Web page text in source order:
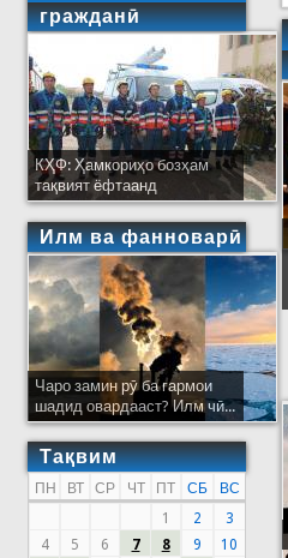
гражданӣ
КҲФ: Ҳамкориҳо бозҳам
тақвият ёфтаанд
Илм ва фанноварӣ
Чаро замин рӯ ба гармои
шадид овардааст? Илм чӣ...
Тақвим
ПН ВТ СР ЧТ ПТ СБ
ВС
1
2
3
4
5 6 7 8 9
10